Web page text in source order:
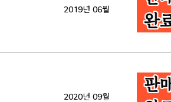
2019년 06월
2020년 09월